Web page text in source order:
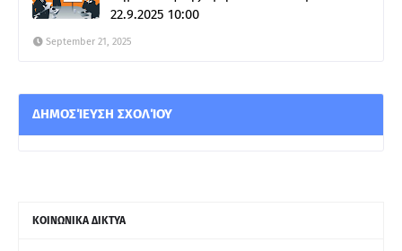
22.9.2025 10:00
September 21, 2025
ΔΗΜΟΣΊΕΥΣΗ ΣΧΟΛΊΟΥ
ΚΟΙΝΩΝΙΚΑ ΔΙΚΤΥΑ